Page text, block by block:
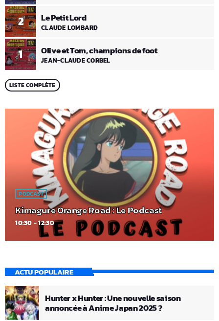
1 Olive et Tom, champions de foot
JEAN-CLAUDE CORBEL
2 Le Petit Lord
CLAUDE LOMBARD
LISTE COMPLÈTE
PODCAST
Kimagure Orange Road : Le Podcast
10:30 - 12:30
ACTU POPULAIRE
Hunter x Hunter : Une nouvelle saison
annoncée à Anime Japan 2025 ?